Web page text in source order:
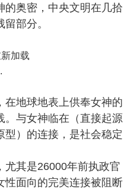
的奥密，中央文明在几拾
部分。
加载
.
在地球地表上供奉女神的
。与女神临在（直接起源
型）的连接，是社会稳定
尤其是26000年前执政官
性面向的完美连接被阻断